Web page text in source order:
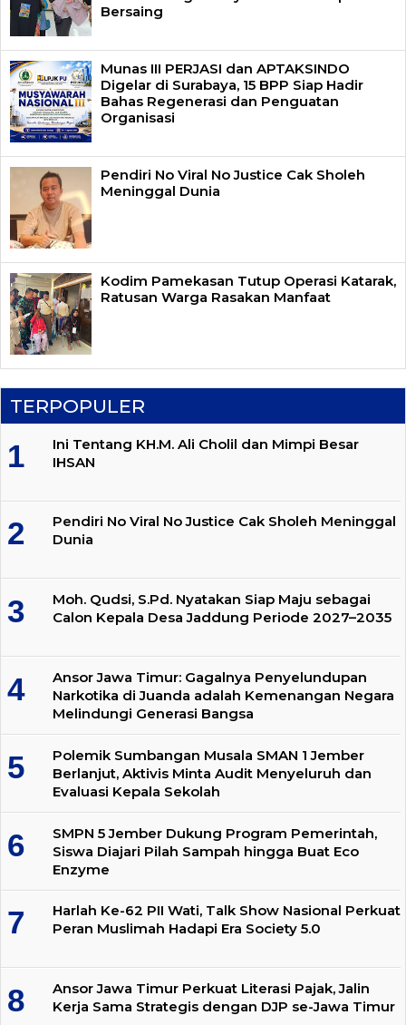
Bersaing
Munas III PERJASI dan APTAKSINDO
Digelar di Surabaya, 15 BPP Siap Hadir
Bahas Regenerasi dan Penguatan
Organisasi
Pendiri No Viral No Justice Cak Sholeh
Meninggal Dunia
Kodim Pamekasan Tutup Operasi Katarak,
Ratusan Warga Rasakan Manfaat
TERPOPULER
Ini Tentang KH.M. Ali Cholil dan Mimpi Besar
IHSAN
Pendiri No Viral No Justice Cak Sholeh Meninggal
Dunia
Moh. Qudsi, S.Pd. Nyatakan Siap Maju sebagai
Calon Kepala Desa Jaddung Periode 2027–2035
Ansor Jawa Timur: Gagalnya Penyelundupan
Narkotika di Juanda adalah Kemenangan Negara
Melindungi Generasi Bangsa
Polemik Sumbangan Musala SMAN 1 Jember
Berlanjut, Aktivis Minta Audit Menyeluruh dan
Evaluasi Kepala Sekolah
SMPN 5 Jember Dukung Program Pemerintah,
Siswa Diajari Pilah Sampah hingga Buat Eco
Enzyme
Harlah Ke-62 PII Wati, Talk Show Nasional Perkuat
Peran Muslimah Hadapi Era Society 5.0
Ansor Jawa Timur Perkuat Literasi Pajak, Jalin
Kerja Sama Strategis dengan DJP se-Jawa Timur